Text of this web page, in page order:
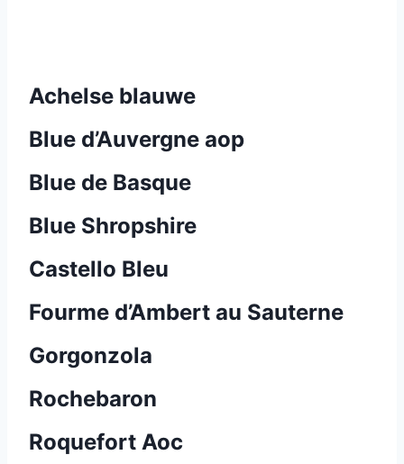
Achelse blauwe
Blue d’Auvergne aop
Blue de Basque
Blue Shropshire
Castello Bleu
Fourme d’Ambert au Sauterne
Gorgonzola
Rochebaron
Roquefort Aoc